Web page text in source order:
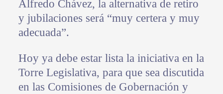
Alfredo Chávez, la alternativa de retiro
y jubilaciones será “muy certera y muy
adecuada”.
Hoy ya debe estar lista la iniciativa en la
Torre Legislativa, para que sea discutida
en las Comisiones de Gobernación y